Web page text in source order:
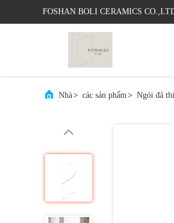
FOSHAN BOLI CERAMICS
Nhà> các sản phẩm> Ngói đá